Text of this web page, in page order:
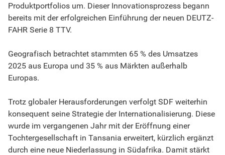
Produktportfolios um. Dieser Innovationsprozess begann
bereits mit der erfolgreichen Einführung der neuen DEUTZ-
FAHR Serie 8 TTV.
Geografisch betrachtet stammten 65 % des Umsatzes
2025 aus Europa und 35 % aus Märkten außerhalb
Europas.
Trotz globaler Herausforderungen verfolgt SDF weiterhin
konsequent seine Strategie der Internationalisierung. Diese
wurde im vergangenen Jahr mit der Eröffnung einer
Tochtergesellschaft in Tansania erweitert, kürzlich ergänzt
durch eine neue Niederlassung in Südafrika. Damit stärkt